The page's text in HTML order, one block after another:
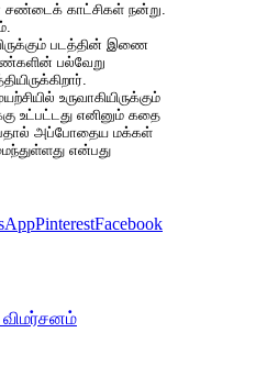
சண்டைக் காட்சிகள் நன்று.
படத்தின் இணை
பல்வேறு
உருவாகியிருக்கும்
உட்பட்டது எனினும் கதை
அப்போதைய மக்கள்
என்பது
PinterestFacebook
விமர்சனம்